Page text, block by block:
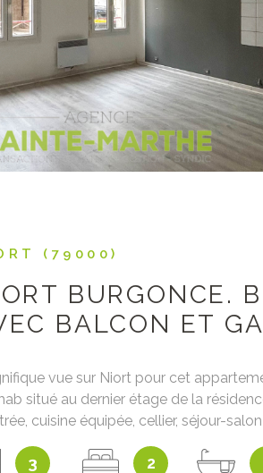
VOIR LE BIEN
(79000)
BURGONCE.
BALCON ET
vue sur Niort pour cet
situé au dernier étage de la
cuisine équipée, cellier, séjour-
Cave. Chauffage individuel gaz.
3 2